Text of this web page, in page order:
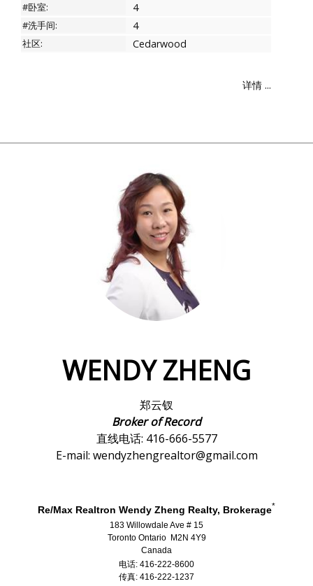
#卧室: 4
#洗手间: 4
社区: Cedarwood
详情 ...
WENDY ZHENG
郑云钗
Broker of Record
直线电话: 416-666-5577
E-mail: wendyzhengrealtor@gmail.com
Re/Max Realtron Wendy Zheng Realty, Brokerage*
183 Willowdale Ave # 15
Toronto Ontario M2N 4Y9
Canada
电话: 416-222-8600
传真: 416-222-1237